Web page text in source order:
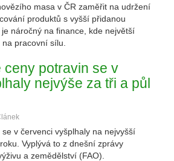
masa v ČR zaměřit na udržení
produktů s vyšší přidanou
náročný na finance, kde největší
pracovní sílu.
ceny potravin se v
nejvýše za tři a půl
v červenci vyšplhaly na nejvyšší
Vyplývá to z dnešní zprávy
a zemědělství (FAO).